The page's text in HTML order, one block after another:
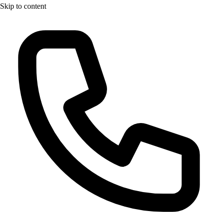
Skip to content